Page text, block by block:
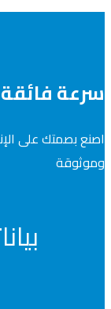
سرعة
اصنع بصمتك على
وموثوقة